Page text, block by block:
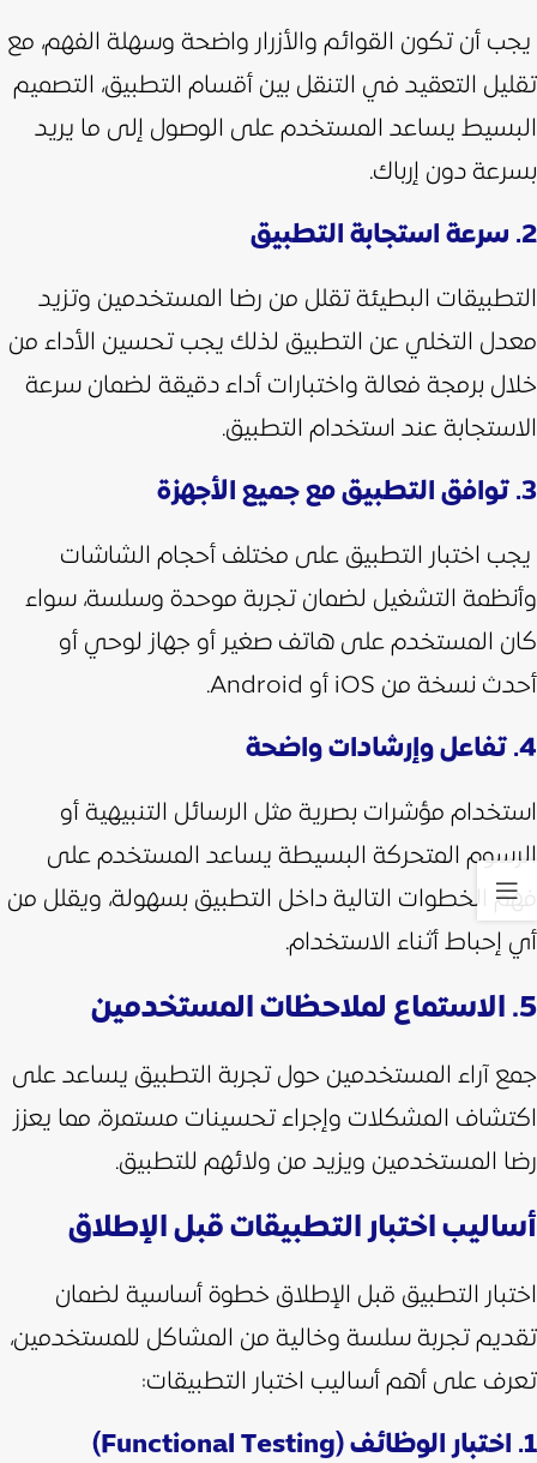
يجب أن تكون القوائم والأزرار واضحة وسهلة الفهم، مع
تقليل التعقيد في التنقل بين أقسام التطبيق، التصميم
البسيط يساعد المستخدم على الوصول إلى ما يريد
بسرعة دون إرباك.
2. سرعة استجابة التطبيق
التطبيقات البطيئة تقلل من رضا المستخدمين وتزيد
معدل التخلي عن التطبيق لذلك يجب تحسين الأداء من
خلال برمجة فعالة واختبارات أداء دقيقة لضمان سرعة
الاستجابة عند استخدام التطبيق.
3. توافق التطبيق مع جميع الأجهزة
يجب اختبار التطبيق على مختلف أحجام الشاشات
وأنظمة التشغيل لضمان تجربة موحدة وسلسة، سواء
كان المستخدم على هاتف صغير أو جهاز لوحي أو
أحدث نسخة من iOS أو Android.
4. تفاعل وإرشادات واضحة
استخدام مؤشرات بصرية مثل الرسائل التنبيهية أو
الرسوم المتحركة البسيطة يساعد المستخدم على
فهم الخطوات التالية داخل التطبيق بسهولة، ويقلل من
أي إحباط أثناء الاستخدام.
5. الاستماع لملاحظات المستخدمين
جمع آراء المستخدمين حول تجربة التطبيق يساعد على
اكتشاف المشكلات وإجراء تحسينات مستمرة، مما يعزز
رضا المستخدمين ويزيد من ولائهم للتطبيق.
أساليب اختبار التطبيقات قبل الإطلاق
اختبار التطبيق قبل الإطلاق خطوة أساسية لضمان
تقديم تجربة سلسة وخالية من المشاكل للمستخدمين،
تعرف على أهم أساليب اختبار التطبيقات:
1. اختبار الوظائف (Functional Testing)